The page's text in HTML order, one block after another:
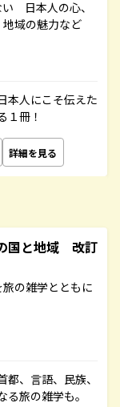
日本人の心、
域の魅力など
本人にこそ伝えた
１冊！
詳細を見る
国と地域 改訂
の雑学とともに
、言語、民族、
旅の雑学も。